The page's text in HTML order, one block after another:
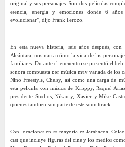
original y sus personajes. Son dos películas
esencia, energía y emociones donde 6 años
evolucionar”, dijo Frank Perozo.
En esta nueva historia, seis años después,
Alcántara, nos narra cómo la vida de los
familiares. Durante el encuentro se presentó el
sonora compuesta por música muy variada de los
Nino Freestyle, Chelsy, así como una carga de
esta película con música de Krisppy, Raquel
presidente Studios, Nikaury, Xavier y Mike
quienes también son parte de este soundtrack.
Con locaciones en su mayoría en Jarabacoa,
cast que incluye figuras del cine y los medios